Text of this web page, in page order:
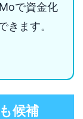
で資金化
きます。
候補